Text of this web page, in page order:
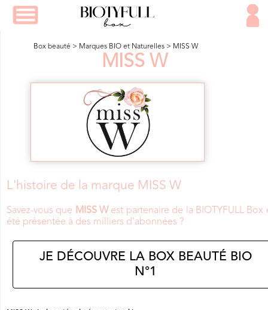
Box beauté > Marques BIO et Naturelles > MISS W
MISS W
L'histoire de la marque MISS W
Savez-vous que MISS W est partenaire de la BIOTYFULL Box
été présentée à des milliers d'abonnées ?
JE DÉCOUVRE LA BOX BEAUTÉ BIO
N°1